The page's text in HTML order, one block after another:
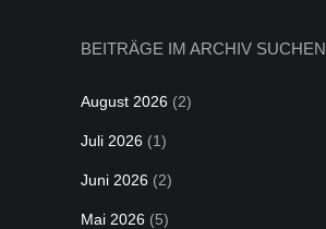
BEITRÄGE IM ARCHIV SUCHEN
August 2026 (2)
Juli 2026 (1)
Juni 2026 (2)
Mai 2026 (5)